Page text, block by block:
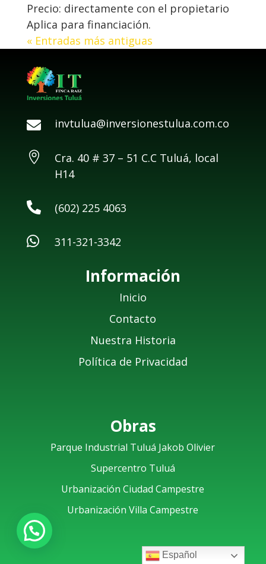
Precio: directamente con el propietario
Aplica para financiación.
« Entradas más antiguas
 invtulua@inversionestulua.com.co

Cra. 40 # 37 – 51 C.C Tuluá, local
H14
 (602) 225 4063
 311-321-3342
Información
Inicio
Contacto
Nuestra Historia
Política de Privacidad
Obras
Parque Industrial Tuluá Jakob Olivier
Supercentro Tuluá
Urbanización Ciudad Campestre
Urbanización Villa Campestre
Español